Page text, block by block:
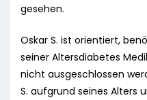
gesehen.
Oskar S. ist orientiert,
seiner Altersdiabetes
nicht ausgeschlossen
S. aufgrund seines Alters